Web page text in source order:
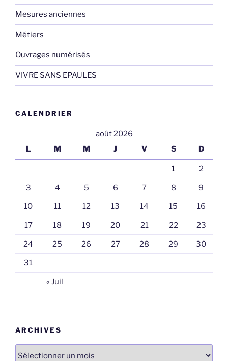
Mesures anciennes
Métiers
Ouvrages numérisés
VIVRE SANS EPAULES
CALENDRIER
août 2026
L
M M J V S D
1 2
3 4 5 6 7 8 9
10 11 12 13 14 15 16
17 18 19 20 21 22 23
24 25 26 27 28 29 30
31
« Juil
ARCHIVES